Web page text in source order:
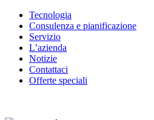
Tecnologia
Consulenza e pianificazione
Servizio
L’azienda
Notizie
Contattaci
Offerte speciali